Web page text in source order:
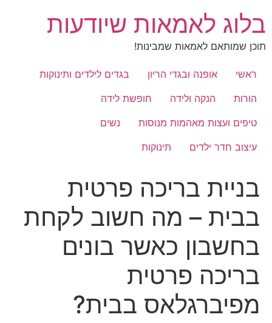
לתוכן
בלוג לאמאות שיודעות
תוכן שמותאם לאמאות שמבינות!
ראשי אופנה ובגדי הריון
בגדים לילדים ותינוקות
הורות
הנקה ולידה
חופשת לידה
טיפים ועצות מאהמות מנוסות
נשים
עיצוב חדר ילדים
תינוקות
בניית בריכה פרטית
בבית – מה חשוב לקחת
בחשבון כאשר בונים
בריכה פרטית
מפיברגלאס בבית?